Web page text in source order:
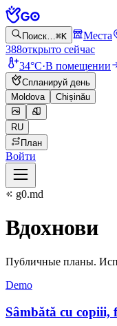
Поиск…⌘K Места
388открыто сейчас
34°C·В помещении
Спланируй день
Moldova
Chișinău
RU
План
Войти
g0.md
Вдохнови
Публичные планы.
Demo
Sâmbătă cu copiii,